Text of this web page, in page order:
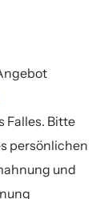
Falles. Bitte
persönlichen
und